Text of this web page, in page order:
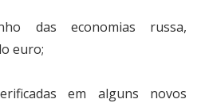
das economias russa,
euro;
em alguns novos